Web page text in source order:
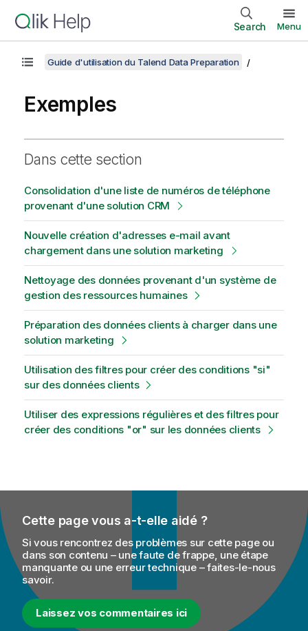
Search Menu
Guide d'utilisation du Talend Data Preparation
Exemples
Dans cette section
Consolidation d'une liste de numéros de téléphone
provenant d'une solution CRM
Nouvelle création d'adresses e-mail avant
chargement dans une solution marketing
Nettoyage des données provenant d'un système de
gestion des ressources humaines
Préparation des données clients à charger dans une
solution marketing
Utilisation des filtres pour créer des conditions "si"
sur des données clients
Utiliser des expressions régulières et des filtres pour
créer des conditions "or" sur les données clients
Cette page vous a-t-elle aidé ?
Si vous rencontrez des problèmes sur cette page ou
dans son contenu – une faute de frappe, une étape
manquante ou une erreur technique – faites-le-nous
savoir.
Laissez vos commentaires ici